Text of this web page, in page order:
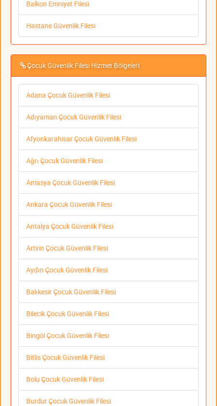
Balkon Emniyet Filesi
Hastane Güvenlik Filesi
Çocuk Güvenlik Filesi Hizmet Bölgeleri
Adana Çocuk Güvenlik Filesi
Adıyaman Çocuk Güvenlik Filesi
Afyonkarahisar Çocuk Güvenlik Filesi
Ağrı Çocuk Güvenlik Filesi
Amasya Çocuk Güvenlik Filesi
Ankara Çocuk Güvenlik Filesi
Antalya Çocuk Güvenlik Filesi
Artvin Çocuk Güvenlik Filesi
Aydın Çocuk Güvenlik Filesi
Balıkesir Çocuk Güvenlik Filesi
Bilecik Çocuk Güvenlik Filesi
Bingöl Çocuk Güvenlik Filesi
Bitlis Çocuk Güvenlik Filesi
Bolu Çocuk Güvenlik Filesi
Burdur Çocuk Güvenlik Filesi